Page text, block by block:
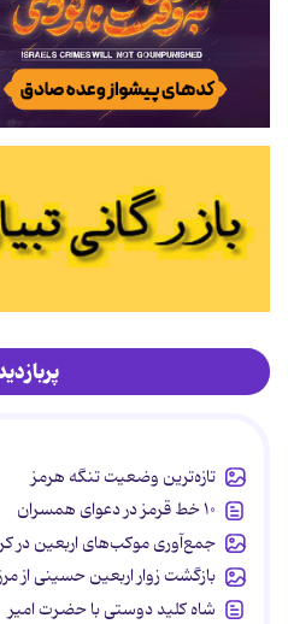
تازه‌ترین وضعیت تنگه هرمز
۱۰ خط قرمز در دعوای همسران
جمع‌آوری موکب‌های اربعین در
بازگشت زوار اربعین حسینی از
شاه کلید دوستی با حضرت امیر